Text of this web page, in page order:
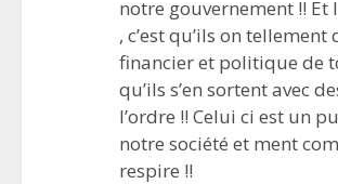
notre gouvernement !! Et
, c’est qu’ils on tellement
financier et politique de
qu’ils s’en sortent avec
l’ordre !! Celui ci est un
notre société et ment
respire !!